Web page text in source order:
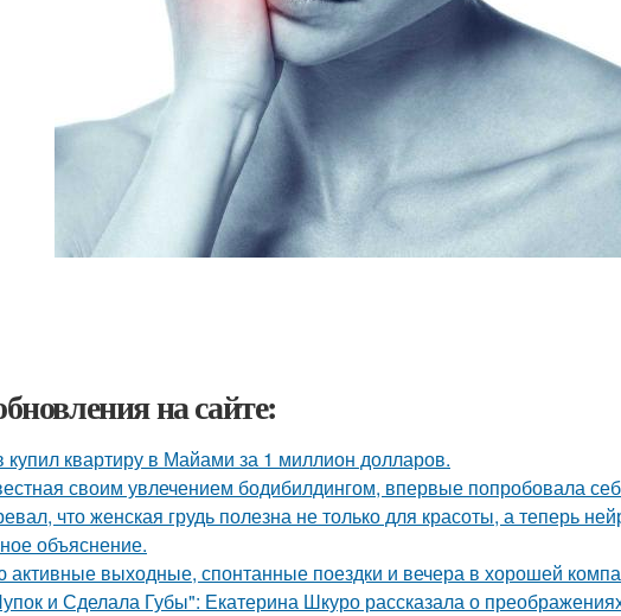
на сайте:
купил квартиру в Майами за 1 миллион долларов.
своим увлечением бодибилдингом, впервые попробовала
что женская грудь полезна не только для красоты, а теперь
объяснение.
выходные, спонтанные поездки и вечера в хорошей
и Сделала Губы": Екатерина Шкуро рассказала о